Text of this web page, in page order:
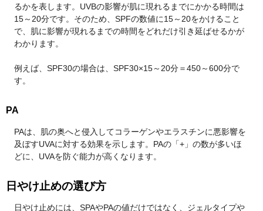
るかを表します。UVBの影響が肌に現れるまでにかかる時間は
15～20分です。そのため、SPFの数値に15～20をかけること
で、肌に影響が現れるまでの時間をどれだけ引き延ばせるかが
わかります。
例えば、SPF30の場合は、SPF30×15～20分＝450～600分で
す。
PA
PAは、肌の奥へと侵入してコラーゲンやエラスチンに悪影響を
及ぼすUVAに対する効果を示します。PAの「+」の数が多いほ
どに、UVAを防ぐ能力が高くなります。
日やけ止めの選び方
日やけ止めには、SPAやPAの値だけではなく、ジェルタイプや